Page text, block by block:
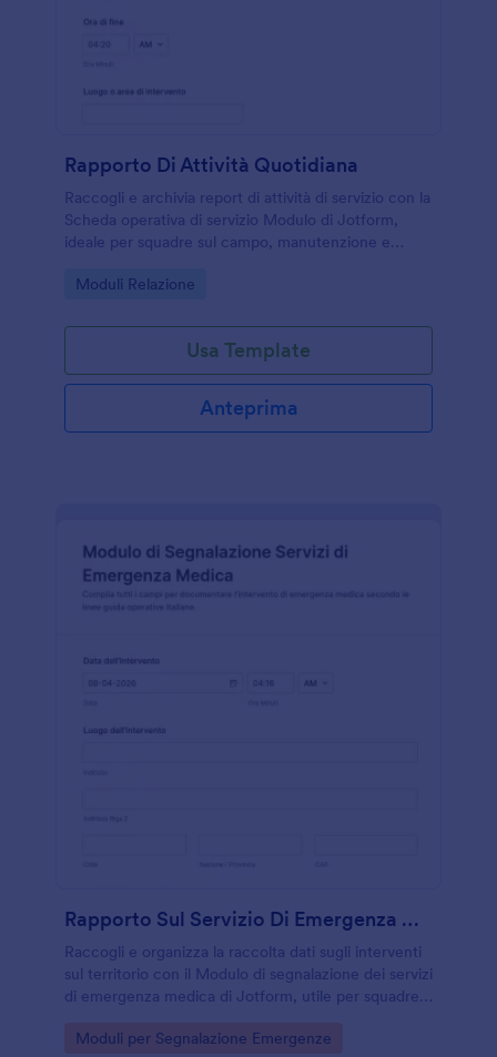
Rapporto Di Attività Quotidiana
Raccogli e archivia report di attività di servizio con la
Scheda operativa di servizio Modulo di Jotform,
ideale per squadre sul campo, manutenzione e
incidenti in modo coerente.
Go to Category:
Moduli Relazione
Usa Template
Anteprima
Rapporto Sul Servizio Di Emergenza Medica Sul Terreno
Raccogli e organizza la raccolta dati sugli interventi
sul territorio con il Modulo di segnalazione dei servizi
di emergenza medica di Jotform, utile per squadre
protezione civile.
Go to Category:
Moduli per Segnalazione Emergenze